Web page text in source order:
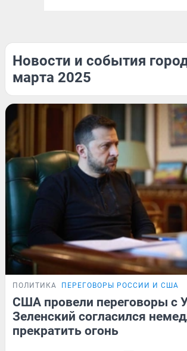
Новости и события
марта 2025
ПОЛИТИКА ПЕРЕГОВОРЫ РОССИИ И США
США провели переговоры с
Зеленский согласился
прекратить огонь